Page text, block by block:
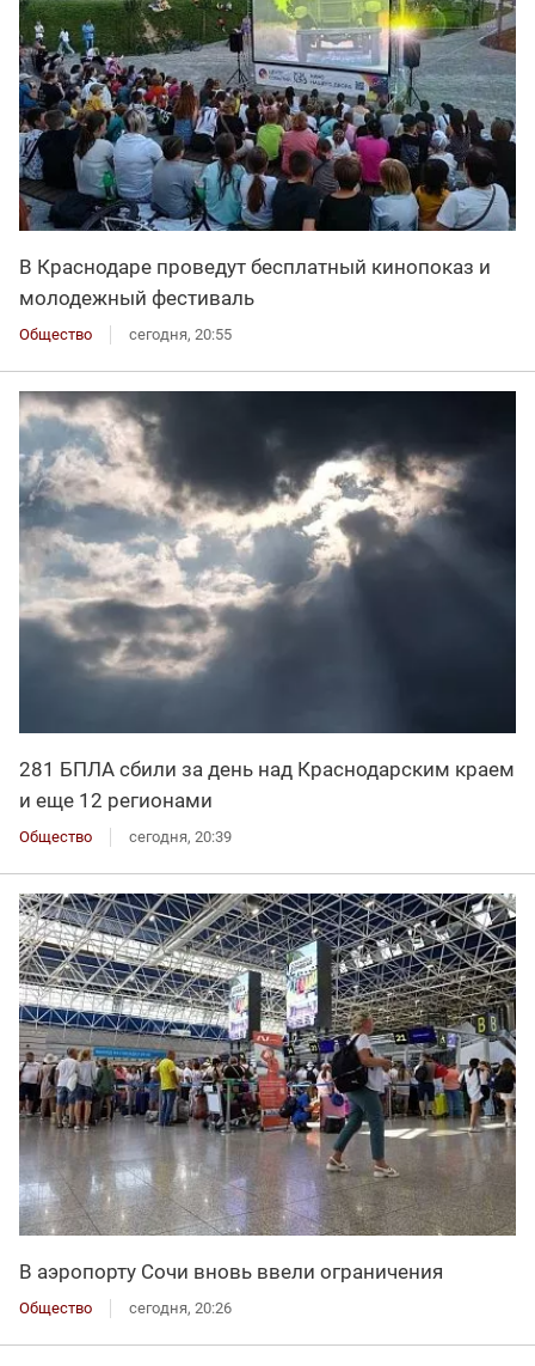
В Краснодаре проведут бесплатный кинопоказ и
молодежный фестиваль
Общество сегодня, 20:55
281 БПЛА сбили за день над Краснодарским краем
и еще 12 регионами
Общество сегодня, 20:39
В аэропорту Сочи вновь ввели ограничения
Общество сегодня, 20:26